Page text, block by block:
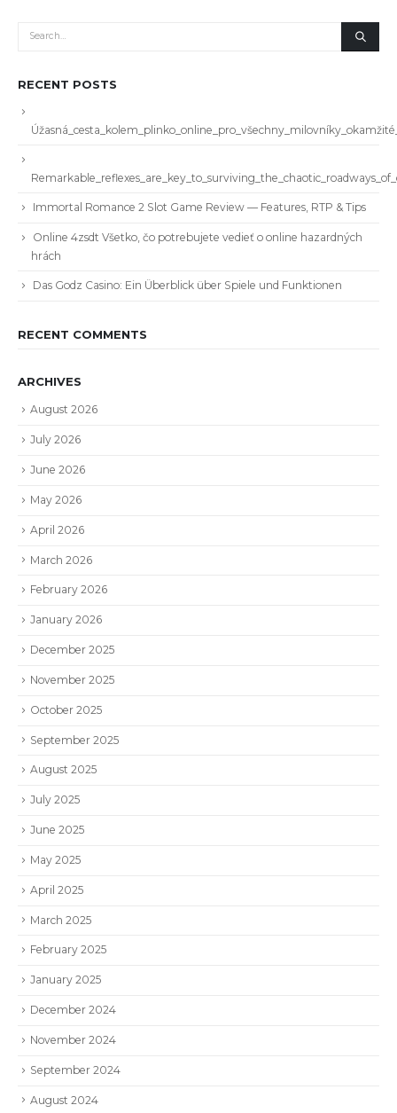
RECENT POSTS
Immortal Romance 2 Slot Game Review — Features, RTP & Tips
Online 4zsdt Všetko, čo potrebujete vedieť o online hazardných
hrách
Das Godz Casino: Ein Überblick über Spiele und Funktionen
RECENT COMMENTS
ARCHIVES
August 2026
July 2026
June 2026
May 2026
April 2026
March 2026
February 2026
January 2026
December 2025
November 2025
October 2025
September 2025
August 2025
July 2025
June 2025
May 2025
April 2025
March 2025
February 2025
January 2025
December 2024
November 2024
September 2024
August 2024